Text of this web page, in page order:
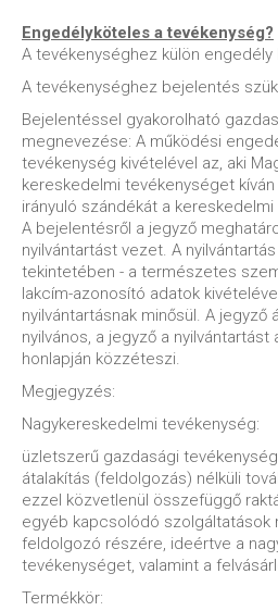
Engedélyköteles a tevékenység?
A tevékenységhez külön engedély
A tevékenységhez bejelentés
Bejelentéssel gyakorolható
megnevezése: A működési
tevékenység kivételével az, aki
kereskedelmi tevékenységet
irányuló szándékát a
A bejelentésről a jegyző
nyilvántartást vezet. A
tekintetében - a természetes
lakcím-azonosító adatok
nyilvántartásnak minősül. A jegyző
nyilvános, a jegyző a nyilvántartást
honlapján közzéteszi.
Megjegyzés:
Nagykereskedelmi tevékenység:
üzletszerű gazdasági
átalakítás (feldolgozás) nélküli
ezzel közvetlenül összefüggő
egyéb kapcsolódó szolgáltatások
feldolgozó részére, ideértve a
tevékenységet, valamint a
Termékkör: